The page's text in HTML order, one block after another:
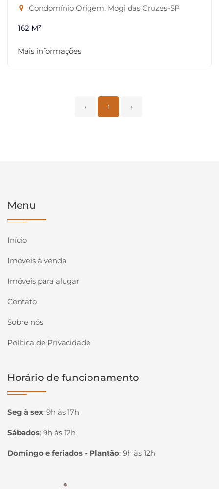
Condomínio Origem, Mogi das Cruzes-SP
162 M²
Mais informações
‹ 1 ›
Menu
Início
Imóveis à venda
Imóveis para alugar
Contato
Sobre nós
Política de Privacidade
Horário de funcionamento
Seg à sex: 9h às 17h
Sábados: 9h às 12h
Domingo e feriados - Plantão: 9h às 12h
Página inicial